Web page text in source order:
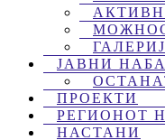
ЈАВНИ
ПРОЕКТИ
РЕГИОНОТ
НАСТАНИ